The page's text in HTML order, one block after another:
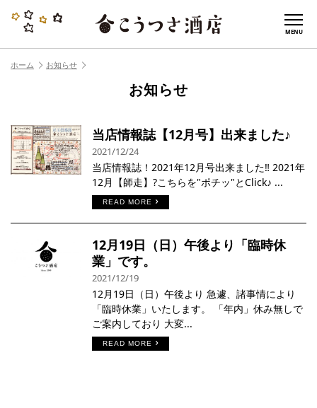
MENU
ホーム お知らせ
お知らせ
当店情報誌【12月号】出来ました♪
2021/12/24
当店情報誌！2021年12月号出来ました‼︎ 2021年
12月【師走】?こちらを"ポチッ"とClick♪ ...
READ MORE
12月19日（日）午後より「臨時休
業」です。
2021/12/19
12月19日（日）午後より 急遽、諸事情により
「臨時休業」いたします。 「年内」休み無しで
ご案内しており 大変...
READ MORE